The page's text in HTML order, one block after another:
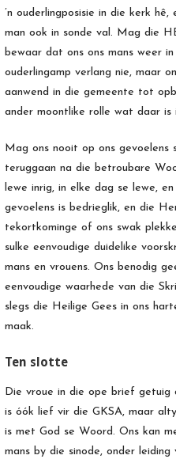
’n ouderlingposisie in die kerk
man ook in sonde val. Mag die
bewaar dat ons ons mans weer
ouderlingamp verlang nie, maar
aanwend in die gemeente tot
ander moontlike rolle wat daar is
Mag ons nooit op ons gevoelens
teruggaan na die betroubare
lewe inrig, in elke dag se lewe,
gevoelens is bedrieglik, en die
tekortkominge of ons swak
sulke eenvoudige duidelike
mans en vrouens. Ons benodig
eenvoudige waarhede van die
slegs die Heilige Gees in ons
maak.
Ten slotte
Die vroue in die ope brief getuig
is óók lief vir die GKSA, maar
is met God se Woord. Ons kan
mans by die sinode, onder